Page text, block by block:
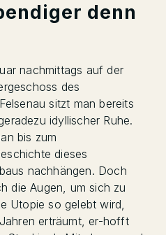
denn
nachmittags auf der
des
sitzt man bereits
idyllischer Ruhe.
bis zum
dieses
nachhängen. Doch
die Augen, um sich zu
Utopie so gelebt wird,
erträumt, er-hofft